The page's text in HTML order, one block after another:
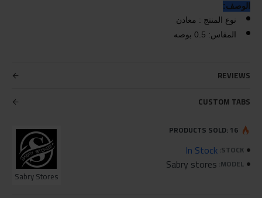
الوصف:
نوع المنتج : معادن
المقاس: 0.5 بوصه
REVIEWS
CUSTOM TABS
STOCK:
In Stock
MODEL:
Sabry stores
Sabry Stores
PRODUCTS SOLD: 16